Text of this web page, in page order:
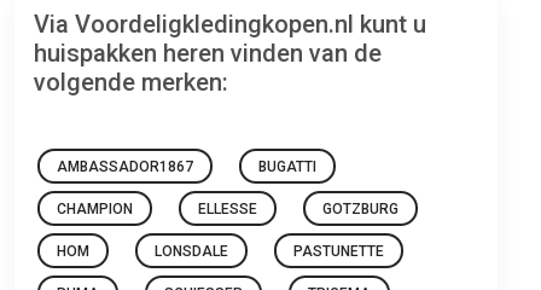
Via Voordeligkledingkopen.nl kunt u
huispakken heren vinden van de
volgende merken:
AMBASSADOR1867 BUGATTI
CHAMPION ELLESSE GOTZBURG
HOM LONSDALE PASTUNETTE